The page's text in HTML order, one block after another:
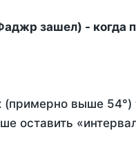
зашел) - когда
выше
оставить